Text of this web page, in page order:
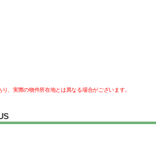
、実際の物件所在地とは異なる場合がございます。